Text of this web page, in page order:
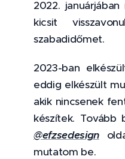
2022.
kicsit
szabadidőmet.
2023-ban
eddig elkészült
akik nincsenek
készítek. Tovább
@efzsedesign
mutatom be.